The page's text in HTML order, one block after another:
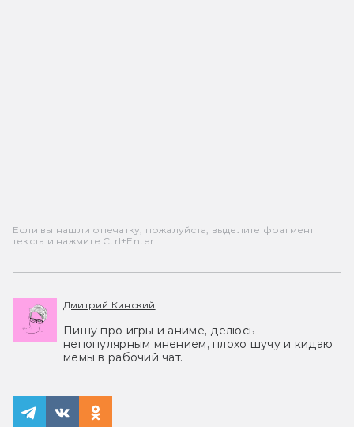
Если вы нашли опечатку, пожалуйста, выделите фрагмент
текста и нажмите Ctrl+Enter.
Дмитрий Кинский
Пишу про игры и аниме, делюсь
непопулярным мнением, плохо шучу и кидаю
мемы в рабочий чат.